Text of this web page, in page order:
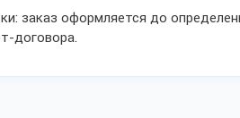
заказ оформляется до
договора.